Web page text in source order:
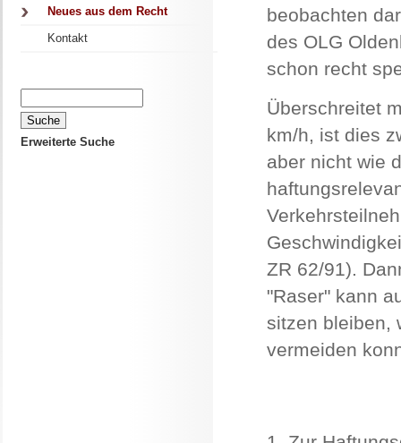
Neues aus dem Recht
Kontakt
Erweiterte Suche
beobachten
des OLG
schon recht
Überschreitet
km/h, ist dies
aber nicht wie
ZR 62/91).
"Raser" kann
sitzen bleiben,
vermeiden